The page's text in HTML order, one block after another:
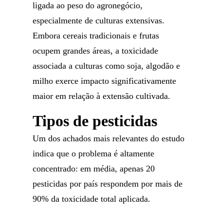
ligada ao peso do agronegócio,
especialmente de culturas extensivas.
Embora cereais tradicionais e frutas
ocupem grandes áreas, a toxicidade
associada a culturas como soja, algodão e
milho exerce impacto significativamente
maior em relação à extensão cultivada.
Tipos de pesticidas
Um dos achados mais relevantes do estudo
indica que o problema é altamente
concentrado: em média, apenas 20
pesticidas por país respondem por mais de
90% da toxicidade total aplicada.